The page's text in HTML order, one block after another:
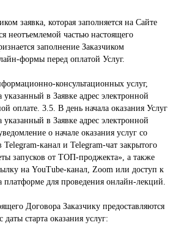
заявка, которая заполняется на Сайте
неотъемлемой частью настоящего
заполнение Заказчиком
формы перед оплатой Услуг.
консультационных услуг,
указанный в Заявке адрес электронной
оплате. 3.5. В день начала оказания Услуг
указанный в Заявке адрес электронной
о начале оказания услуг со
Telegram-канал и Telegram-чат закрытого
запусков от ТОП-проджекта», а также
на YouTube-канал, Zoom или доступ к
платформе для проведения онлайн-лекций.
Договора Заказчику предоставляются
старта оказания услуг: